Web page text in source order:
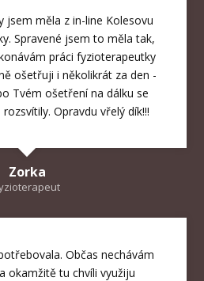
jsem měla z in-line Kolesovu
Spravené jsem to měla tak,
práci fyzioterapeutky
ošetřuji i několikrát za den -
Tvém ošetření na dálku se
Opravdu vřelý dík!!!
Zorka
Občas nechávám
okamžitě tu chvíli využiju